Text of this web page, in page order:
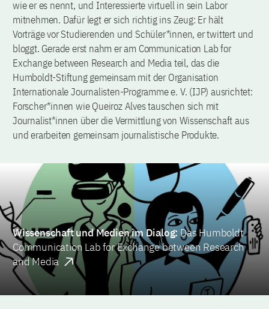
wie er es nennt, und Interessierte virtuell in sein Labor
mitnehmen. Dafür legt er sich richtig ins Zeug: Er hält
Vorträge vor Studierenden und Schüler*innen, er twittert und
bloggt. Gerade erst nahm er am Communication Lab for
Exchange between Research and Media teil, das die
Humboldt-Stiftung gemeinsam mit der Organisation
Internationale Journalisten-Programme e. V. (IJP) ausrichtet:
Forscher*innen wie Queiroz Alves tauschen sich mit
Journalist*innen über die Vermittlung von Wissenschaft aus
und erarbeiten gemeinsam journalistische Produkte.
Wissenschaft und Medien im Dialog: Das Humboldt
Communication Lab for Exchange between Research
and Media